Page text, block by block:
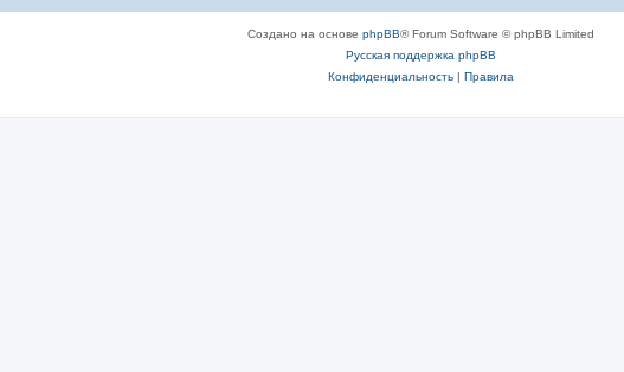
Создано на основе phpBB® Forum Software © phpBB Limited
Русская поддержка phpBB
Конфиденциальность| Правила